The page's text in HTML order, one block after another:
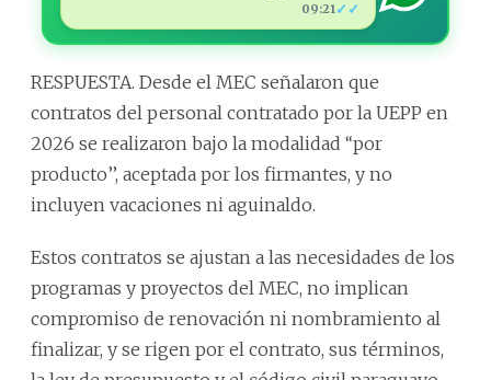
09:21 ✓✓
RESPUESTA. Desde el MEC señalaron que
contratos del personal contratado por la UEPP en
2026 se realizaron bajo la modalidad ‘‘por
producto’’, aceptada por los firmantes, y no
incluyen vacaciones ni aguinaldo.
Estos contratos se ajustan a las necesidades de los
programas y proyectos del MEC, no implican
compromiso de renovación ni nombramiento al
finalizar, y se rigen por el contrato, sus términos,